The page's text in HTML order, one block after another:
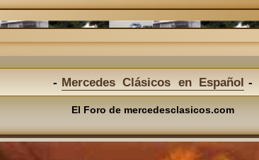
Mercedes Clásicos en Español
El Foro de mercedesclasicos.com